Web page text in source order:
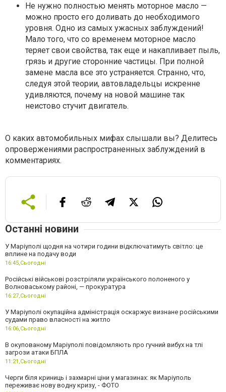
Не нужно полностью менять моторное масло —
можно просто его доливать до необходимого
уровня. Одно из самых ужасных заблуждений!
Мало того, что со временем моторное масло
теряет свои свойства, так еще и накапливает пыль,
грязь и другие сторонние частицы. При полной
замене масла все это устраняется. Странно, что,
следуя этой теории, автовладельцы искренне
удивляются, почему на новой машине так
неистово стучит двигатель.
О каких автомобильных мифах слышали вы? Делитесь
опровержениями распространенных заблуждений в
комментариях.
Останні новини
У Маріуполі щодня на чотири години відключатимуть світло: це
вплине на подачу води
16:45,Сьогодні
Російські військові розстріляли українського полоненого у
Волноваському районі, — прокуратура
16:27,Сьогодні
У Маріуполі окупаційна адміністрація оскаржує визнане російськими
судами право власності на житло
16:06,Сьогодні
В окупованому Маріуполі повідомляють про гучний вибух на тлі
загрози атаки БПЛА
11:21,Сьогодні
Черги біля криниць і захмарні ціни у магазинах: як Маріуполь
переживає нову водну кризу, - ФОТО